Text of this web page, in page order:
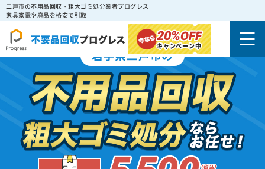
二戸市の不用品回収・粗大ゴミ処分業者プログレス
家具家電や廃品を格安で引取
20%OFF
キャンペーン中
岩手県二戸市の